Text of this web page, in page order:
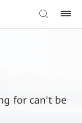
for can't be